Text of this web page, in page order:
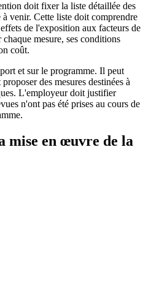
doit fixer la liste détaillée des
venir. Cette liste doit comprendre
de l'exposition aux facteurs de
mesure, ses conditions
coût.
et sur le programme. Il peut
des mesures destinées à
L'employeur doit justifier
n'ont pas été prises au cours de
mise en œuvre de la